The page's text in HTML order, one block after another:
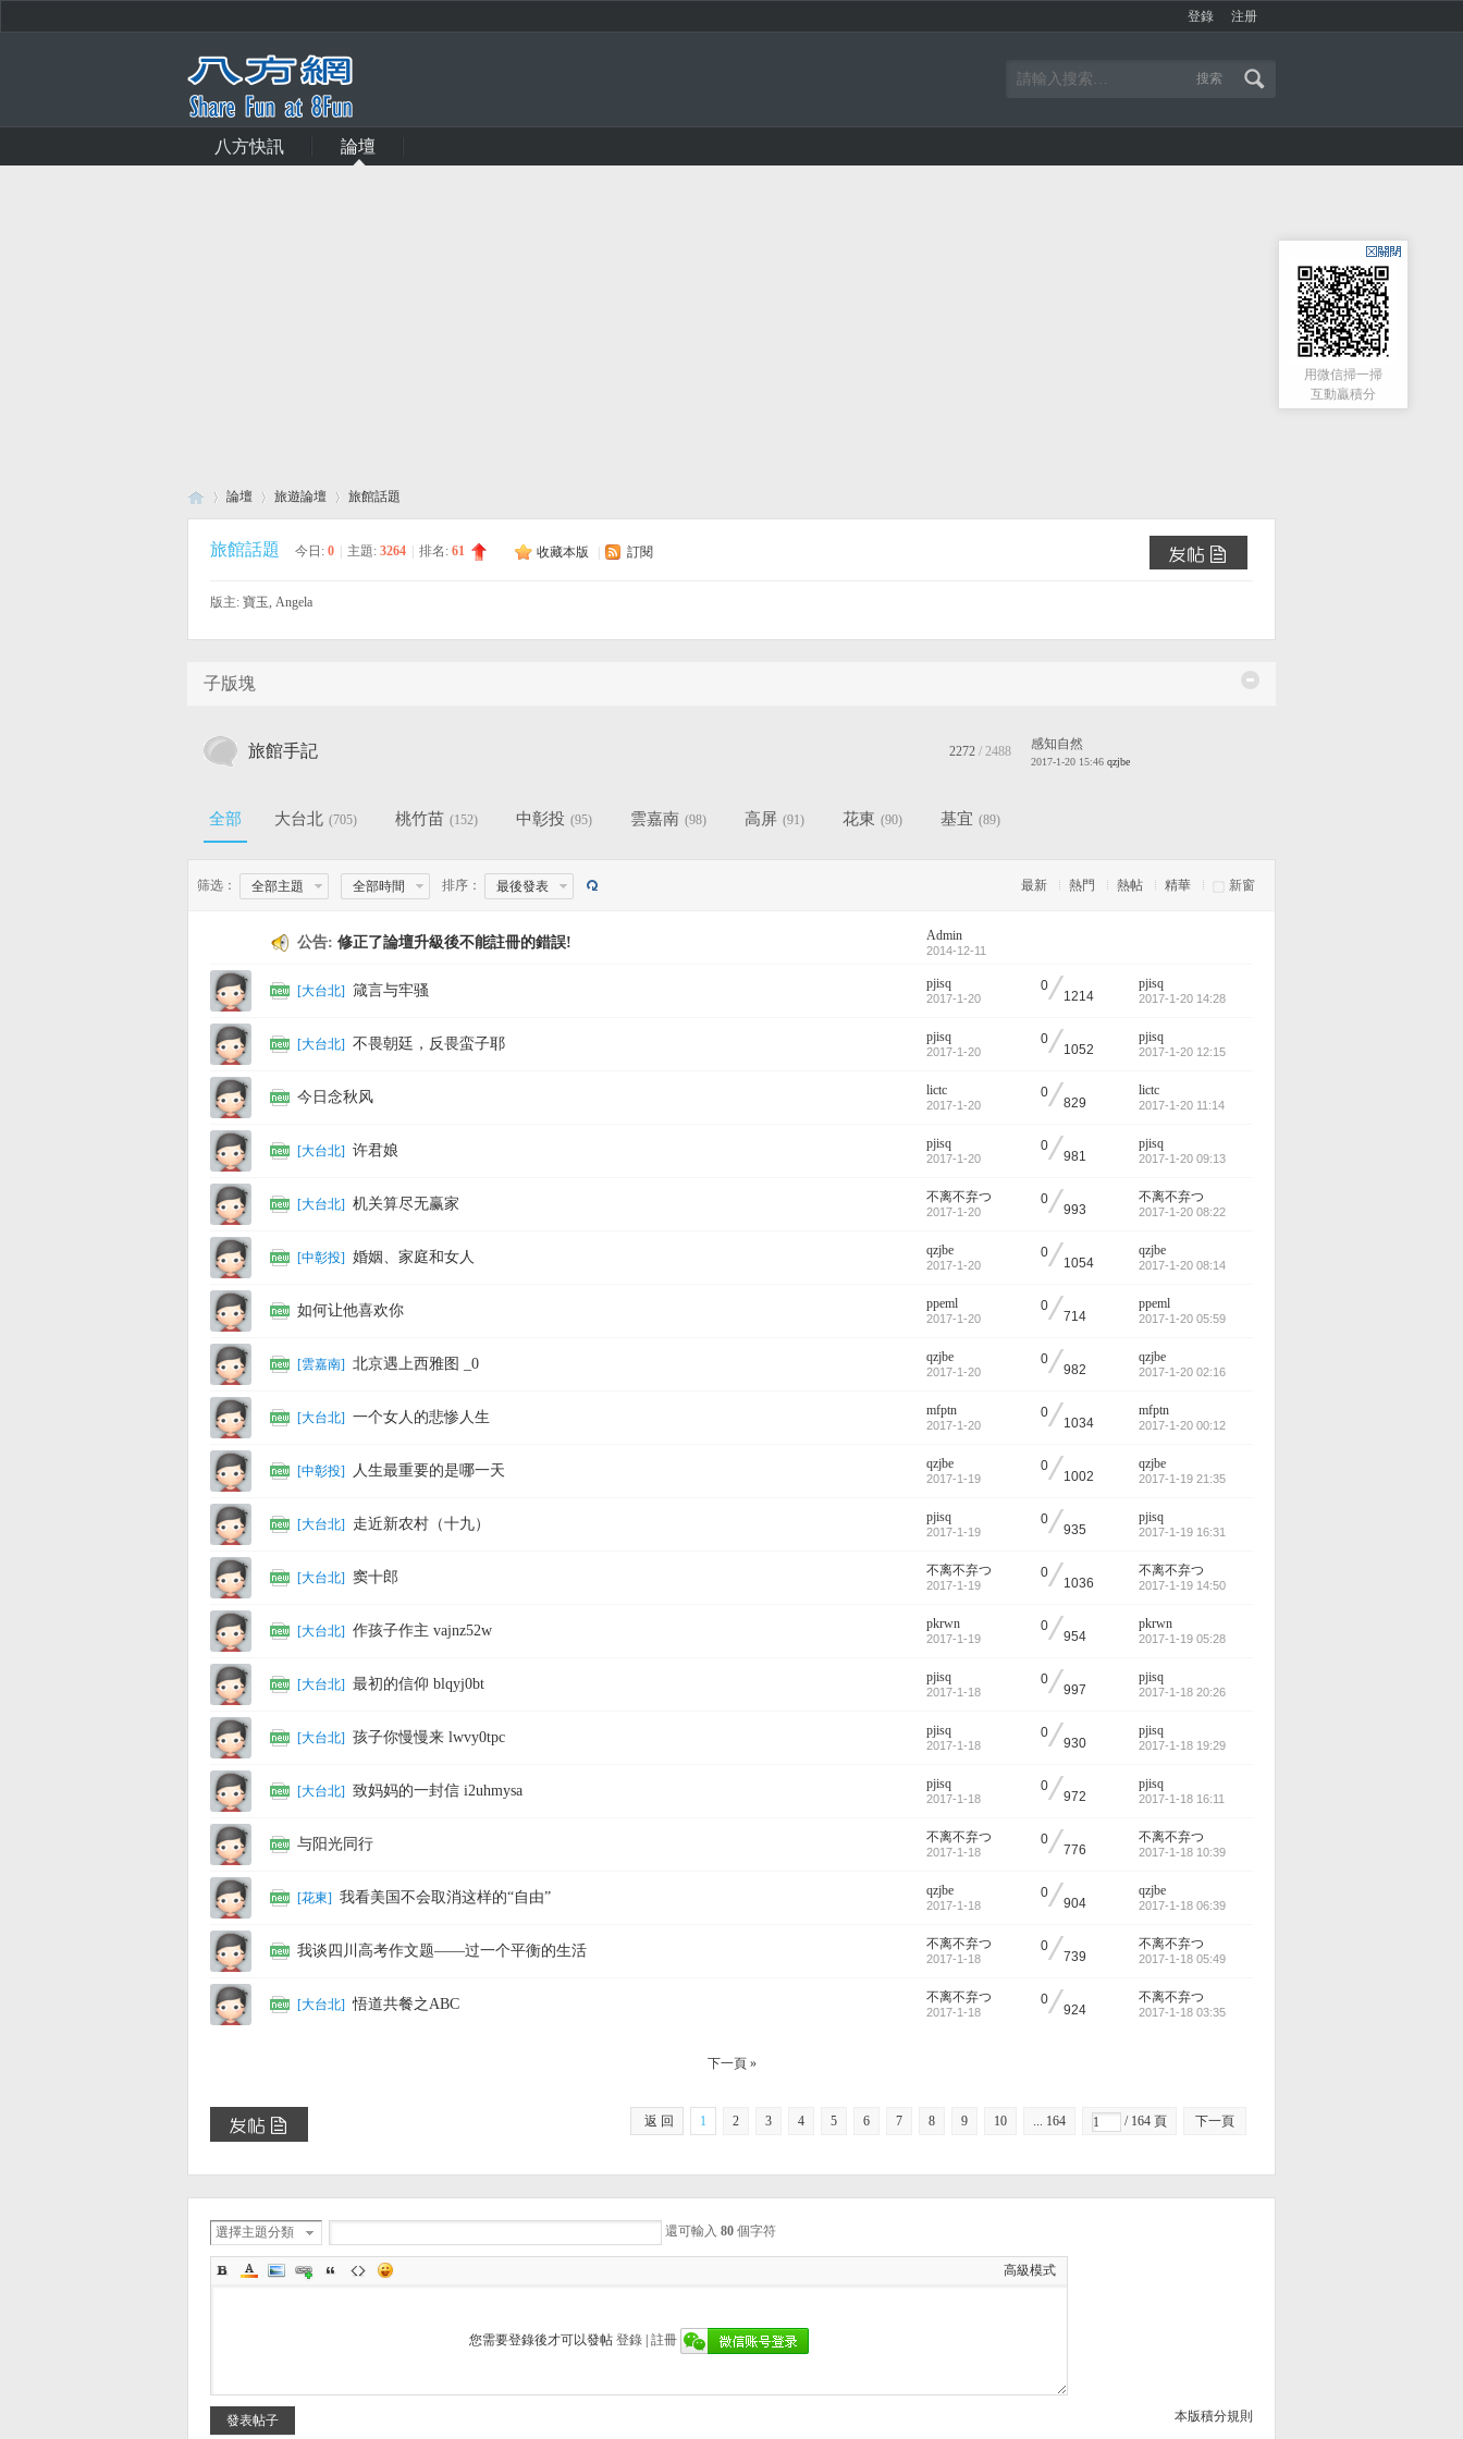
登錄 注册
搜索
八方快訊 論壇
論壇 旅遊論壇 旅館話題
旅館話題 今日: 0 主題: 3264 排名: 61 收藏本版 訂閱
版主: 寶玉, Angela
子版塊
旅館手記 2272 / 2488 感知自然
2017-1-20 15:46 qzjbe
全部 大台北 (705) 桃竹苗 (152) 中彰投 (95) 雲嘉南 (98) 高屏 (91) 花東 (90) 基宜 (89)
最新 熱門 熱帖 精華 新窗
筛选： 全部主題 全部時間 排序： 最後發表
公告: 修正了論壇升級後不能註冊的錯誤! Admin
2014-12-11
[大台北] 箴言与牢骚 pjisq
2017-1-20
0/1214
pjisq
2017-1-20 14:28
[大台北] 不畏朝廷，反畏蛮子耶 pjisq
2017-1-20
0/1052
pjisq
2017-1-20 12:15
今日念秋风 lictc
2017-1-20
0/829
lictc
2017-1-20 11:14
[大台北] 许君娘 pjisq
2017-1-20
0/981
pjisq
2017-1-20 09:13
[大台北] 机关算尽无赢家 不离不弃つ
2017-1-20
0/993
不离不弃つ
2017-1-20 08:22
[中彰投] 婚姻、家庭和女人 qzjbe
2017-1-20
0/1054
qzjbe
2017-1-20 08:14
如何让他喜欢你 ppeml
2017-1-20
0/714
ppeml
2017-1-20 05:59
[雲嘉南] 北京遇上西雅图 _0 qzjbe
2017-1-20
0/982
qzjbe
2017-1-20 02:16
[大台北] 一个女人的悲惨人生 mfptn
2017-1-20
0/1034
mfptn
2017-1-20 00:12
[中彰投] 人生最重要的是哪一天 qzjbe
2017-1-19
0/1002
qzjbe
2017-1-19 21:35
[大台北] 走近新农村（十九） pjisq
2017-1-19
0/935
pjisq
2017-1-19 16:31
[大台北] 窦十郎 不离不弃つ
2017-1-19
0/1036
不离不弃つ
2017-1-19 14:50
[大台北] 作孩子作主 vajnz52w pkrwn
2017-1-19
0/954
pkrwn
2017-1-19 05:28
[大台北] 最初的信仰 blqyj0bt pjisq
2017-1-18
0/997
pjisq
2017-1-18 20:26
[大台北] 孩子你慢慢来 lwvy0tpc pjisq
2017-1-18
0/930
pjisq
2017-1-18 19:29
[大台北] 致妈妈的一封信 i2uhmysa pjisq
2017-1-18
0/972
pjisq
2017-1-18 16:11
与阳光同行 不离不弃つ
2017-1-18
0/776
不离不弃つ
2017-1-18 10:39
[花東] 我看美国不会取消这样的“自由” qzjbe
2017-1-18
0/904
qzjbe
2017-1-18 06:39
我谈四川高考作文题——过一个平衡的生活 不离不弃つ
2017-1-18
0/739
不离不弃つ
2017-1-18 05:49
[大台北] 悟道共餐之ABC 不离不弃つ
2017-1-18
0/924
不离不弃つ
2017-1-18 03:35
下一頁 »
1 2 3 4 5 6 7 8 9 10 ... 164 / 164 頁 下一頁
返 回
選擇主題分類 還可輸入 80 個字符
高級模式
您需要登錄後才可以發帖 登錄 註冊
本版積分規則
發表帖子
用微信掃一掃
互動贏積分